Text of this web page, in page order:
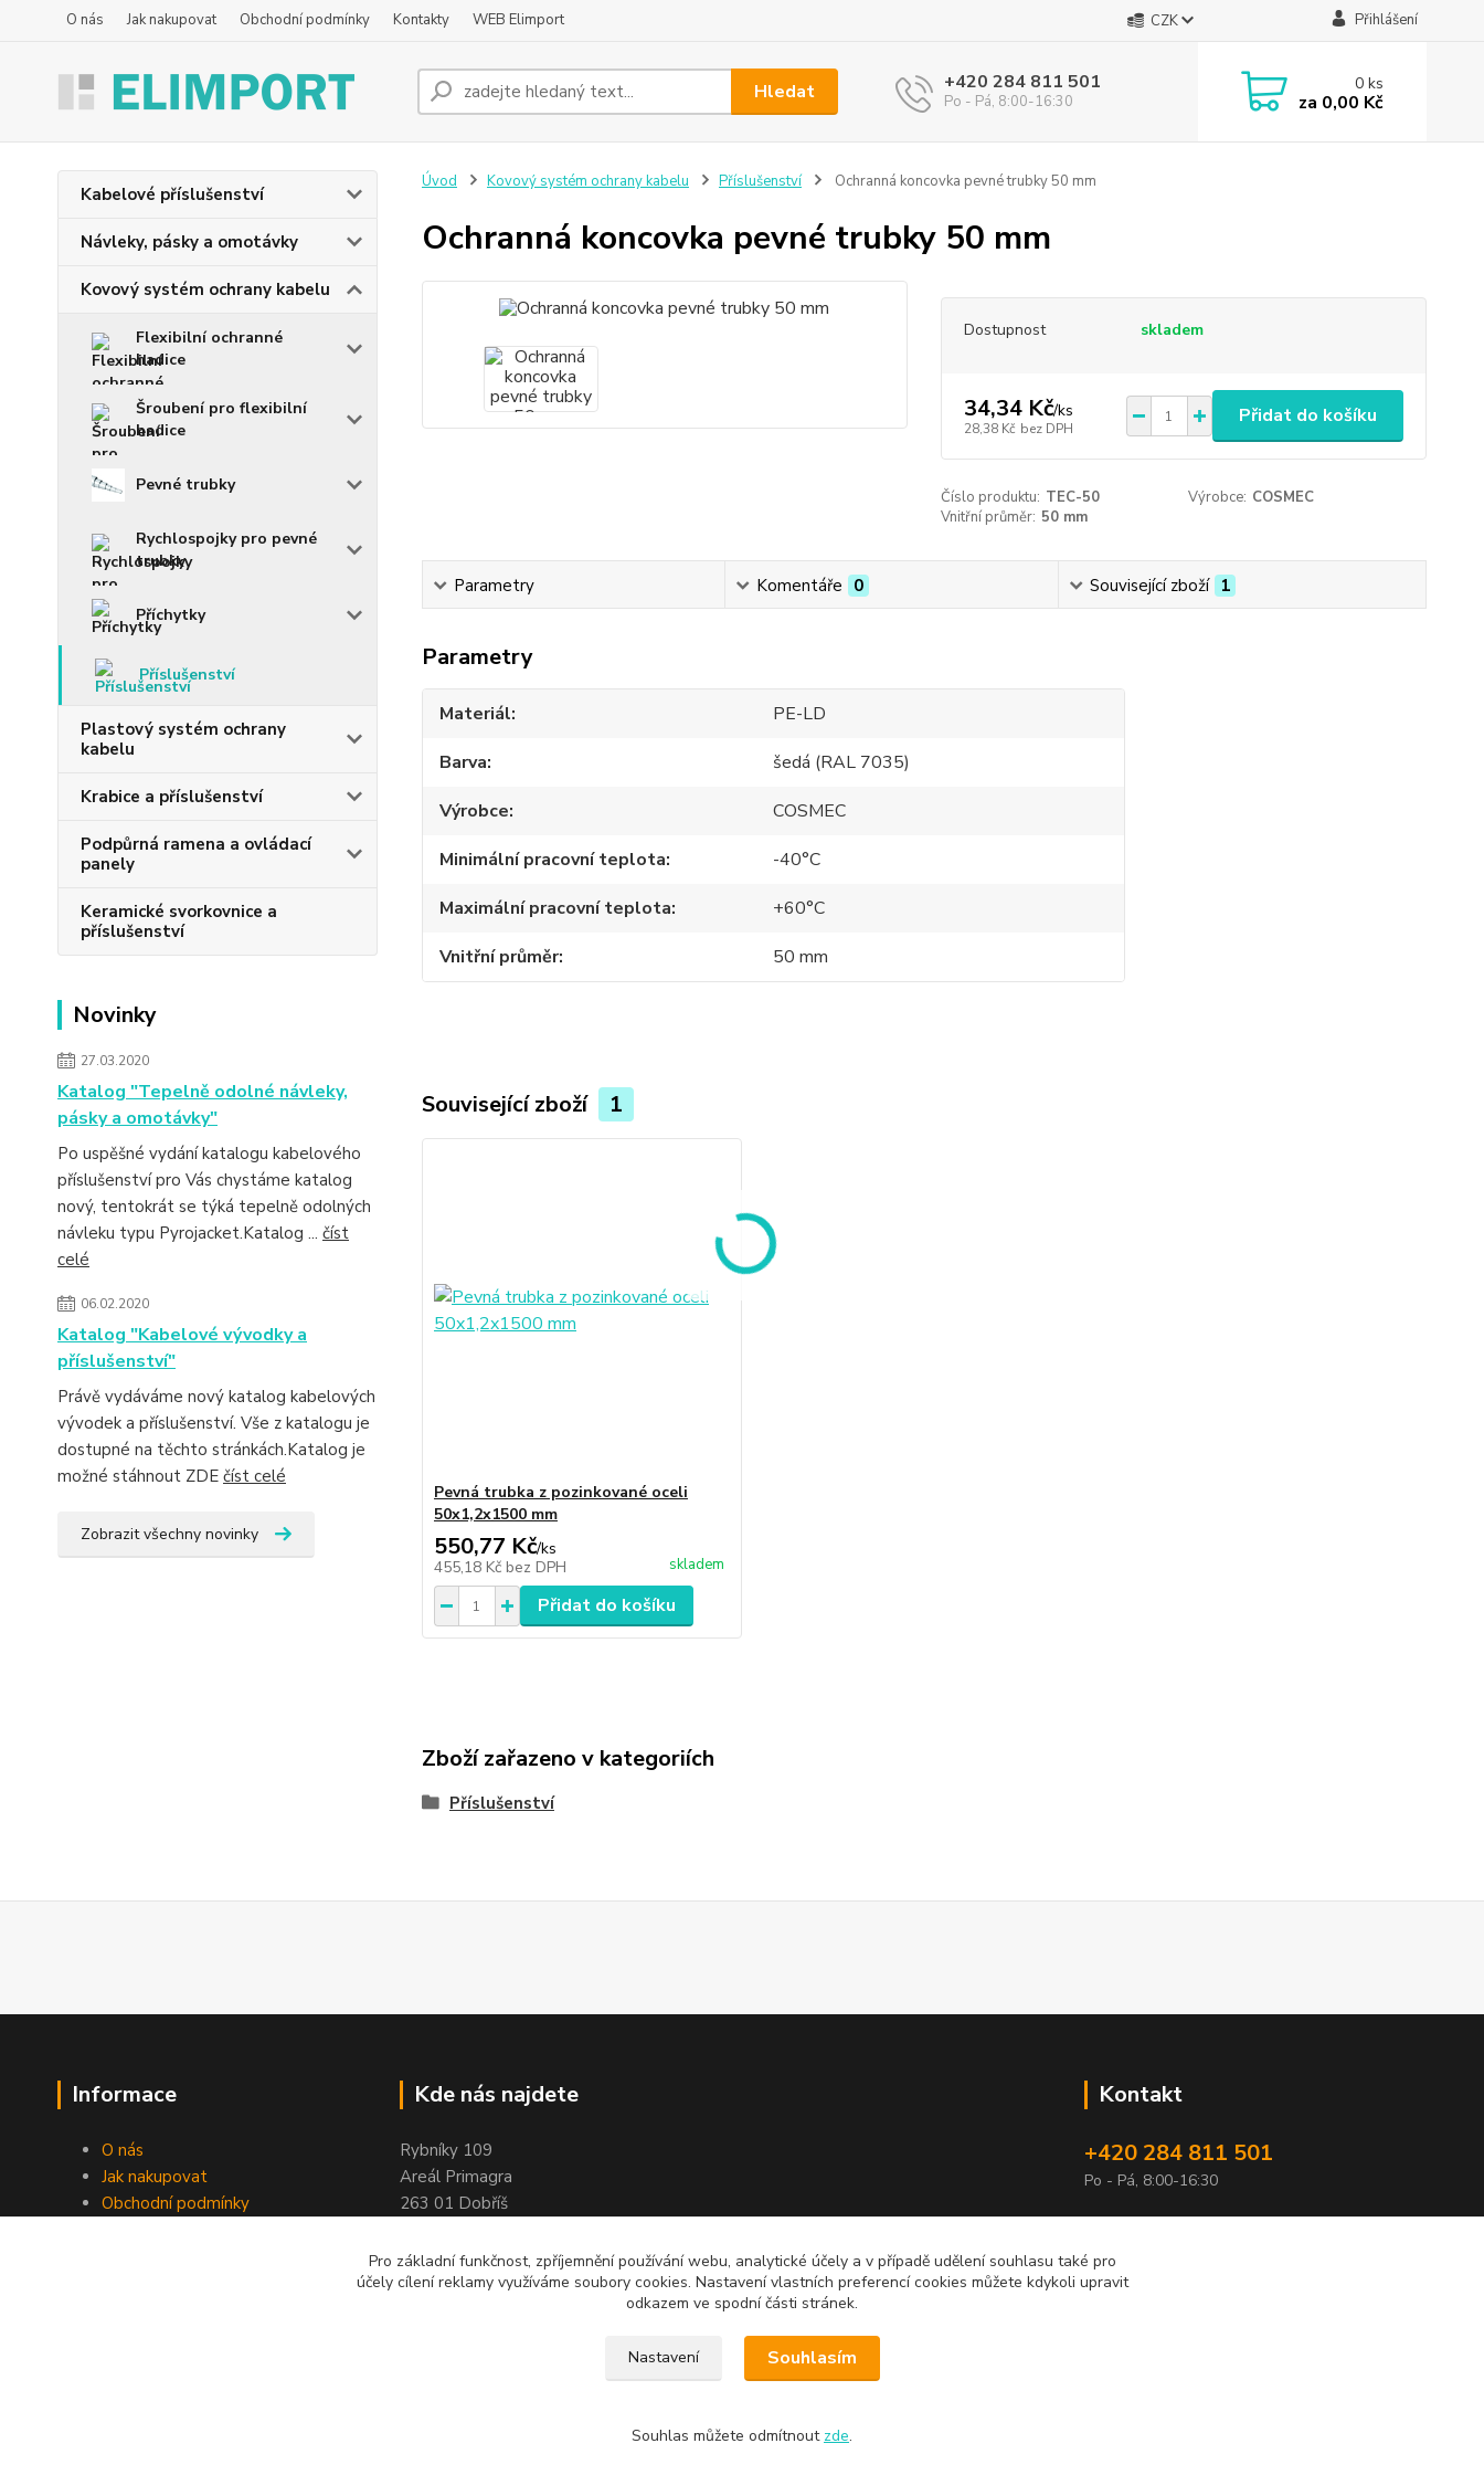
O nás Jak nakupovat Obchodní podmínky Kontakty WEB Elimport CZK Přihlášení
Hledat +420 284 811 501
Po - Pá, 8:00-16:30
0ks
za 0,00 Kč
Kabelové příslušenství
Návleky, pásky a omotávky
Kovový systém ochrany kabelu
Flexibilní ochranné
hadice
Šroubení pro flexibilní
hadice
Pevné trubky
Rychlospojky pro pevné
trubky
Příchytky
Příslušenství
Plastový systém ochrany
kabelu
Krabice a příslušenství
Podpůrná ramena a ovládací
panely
Keramické svorkovnice a
příslušenství
Novinky
27.03.2020
Katalog "Tepelně odolné návleky,
pásky a omotávky"
Po uspěšné vydání katalogu kabelového
příslušenství pro Vás chystáme katalog
nový, tentokrát se týká tepelně odolných
návleku typu Pyrojacket.Katalog ... číst
celé
06.02.2020
Katalog "Kabelové vývodky a
příslušenství"
Právě vydáváme nový katalog kabelových
vývodek a příslušenství. Vše z katalogu je
dostupné na těchto stránkách.Katalog je
možné stáhnout ZDE číst celé
Zobrazit všechny novinky
Úvod Kovový systém ochrany kabelu Příslušenství Ochranná koncovka pevné trubky 50 mm
Ochranná koncovka pevné trubky 50 mm
Dostupnost skladem
34,34 Kč/ks
28,38 Kč bez DPH
Přidat do košíku
Číslo produktu: TEC-50 Výrobce: COSMEC
Vnitřní průměr: 50 mm
Parametry Komentáře 0 Související zboží 1
Parametry
Materiál
PE-LD
Barva
šedá (RAL 7035)
Výrobce
COSMEC
Minimální pracovní teplota
-40°C
Maximální pracovní teplota
+60°C
Vnitřní průměr
50 mm
Související zboží 1
Pevná trubka z pozinkované oceli
50x1,2x1500 mm
550,77 Kč/ks
455,18 Kč bez DPH skladem
Přidat do košíku
Zboží zařazeno v kategoriích
Příslušenství
Informace
O nás
Jak nakupovat
Obchodní podmínky
Kde nás najdete
Rybníky 109
Areál Primagra
263 01 Dobříš
Kontakt
+420 284 811 501
Po - Pá, 8:00-16:30
Pro základní funkčnost, zpříjemnění používání webu, analytické účely a v případě udělení souhlasu také pro
účely cílení reklamy využíváme soubory cookies. Nastavení vlastních preferencí cookies můžete kdykoli upravit
odkazem ve spodní části stránek.
Nastavení Souhlasím
Souhlas můžete odmítnout zde.